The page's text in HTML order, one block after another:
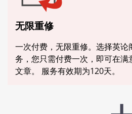
无限重修
一次付费，无限重修。选择英论
务，您只需付费一次，即可在满
文章。 服务有效期为120天。